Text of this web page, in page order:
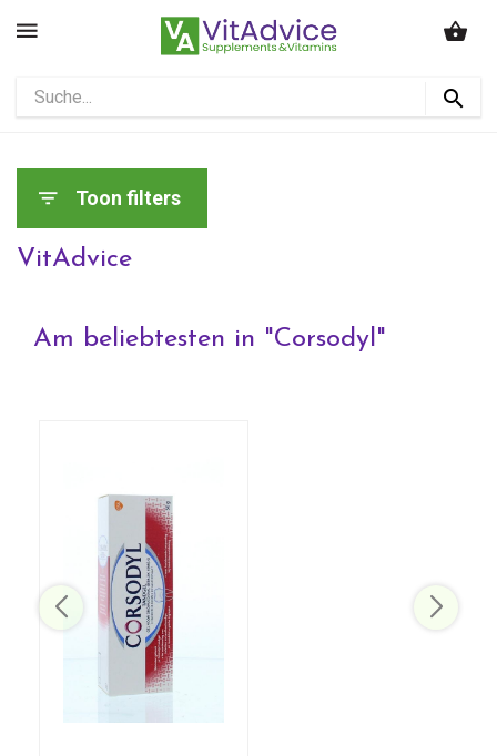
Toon filters
VitAdvice
Am beliebtesten in "Corsodyl"